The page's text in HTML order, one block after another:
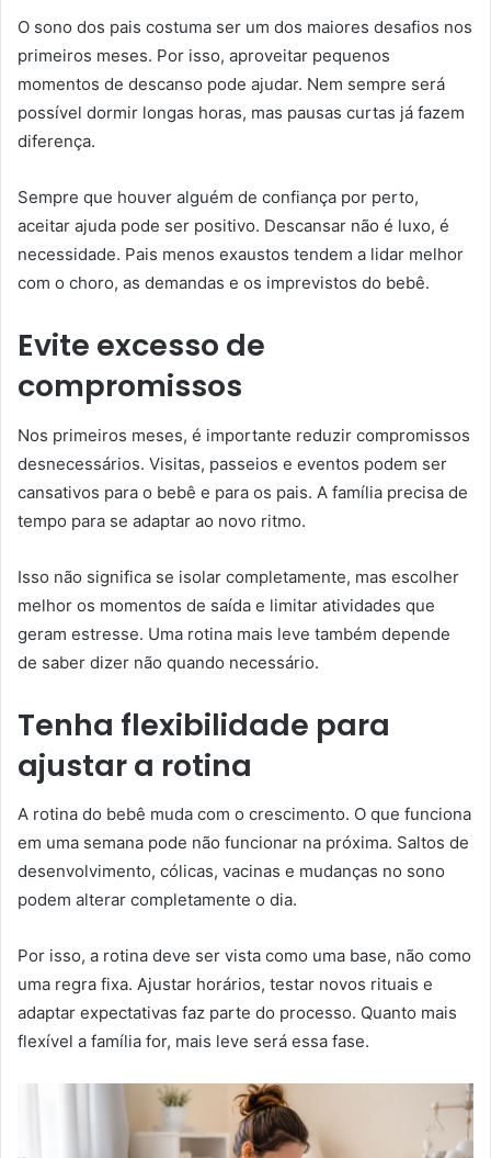
O sono dos pais costuma ser um dos maiores desafios nos
primeiros meses. Por isso, aproveitar pequenos
momentos de descanso pode ajudar. Nem sempre será
possível dormir longas horas, mas pausas curtas já fazem
diferença.
Sempre que houver alguém de confiança por perto,
aceitar ajuda pode ser positivo. Descansar não é luxo, é
necessidade. Pais menos exaustos tendem a lidar melhor
com o choro, as demandas e os imprevistos do bebê.
Evite excesso de
compromissos
Nos primeiros meses, é importante reduzir compromissos
desnecessários. Visitas, passeios e eventos podem ser
cansativos para o bebê e para os pais. A família precisa de
tempo para se adaptar ao novo ritmo.
Isso não significa se isolar completamente, mas escolher
melhor os momentos de saída e limitar atividades que
geram estresse. Uma rotina mais leve também depende
de saber dizer não quando necessário.
Tenha flexibilidade para
ajustar a rotina
A rotina do bebê muda com o crescimento. O que funciona
em uma semana pode não funcionar na próxima. Saltos de
desenvolvimento, cólicas, vacinas e mudanças no sono
podem alterar completamente o dia.
Por isso, a rotina deve ser vista como uma base, não como
uma regra fixa. Ajustar horários, testar novos rituais e
adaptar expectativas faz parte do processo. Quanto mais
flexível a família for, mais leve será essa fase.